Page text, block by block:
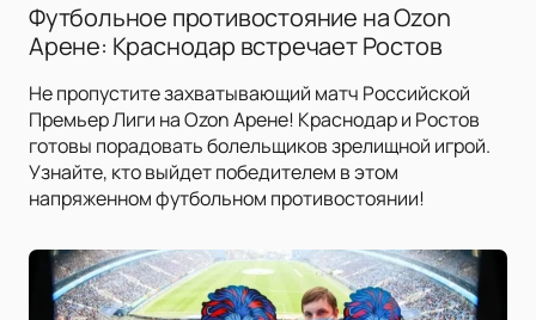
Футбольное противостояние на Ozon
Арене: Краснодар встречает Ростов
Не пропустите захватывающий матч Российской
Премьер Лиги на Ozon Арене! Краснодар и Ростов
готовы порадовать болельщиков зрелищной игрой.
Узнайте, кто выйдет победителем в этом
напряженном футбольном противостоянии!